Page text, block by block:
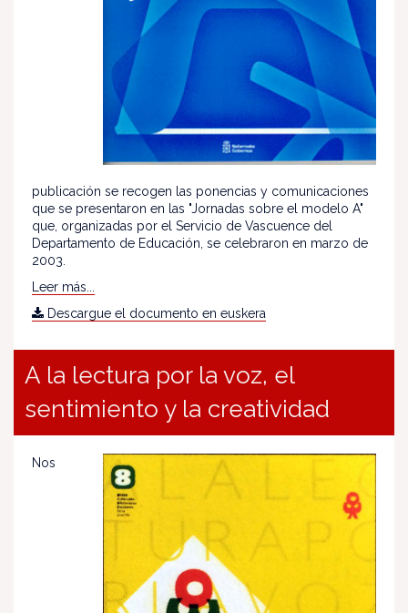
publicación se recogen las ponencias y comunicaciones
que se presentaron en las "Jornadas sobre el modelo A"
que, organizadas por el Servicio de Vascuence del
Departamento de Educación, se celebraron en marzo de
2003.
Leer más...
Descargue el documento en euskera
A la lectura por la voz, el
sentimiento y la creatividad
Nos